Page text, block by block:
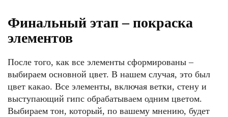
Финальный этап – покраска
элементов
После того, как все элементы сформированы –
выбираем основной цвет. В нашем случая, это был
цвет какао. Все элементы, включая ветки, стену и
выступающий гипс обрабатываем одним цветом.
Выбираем тон, который, по вашему мнению, будет